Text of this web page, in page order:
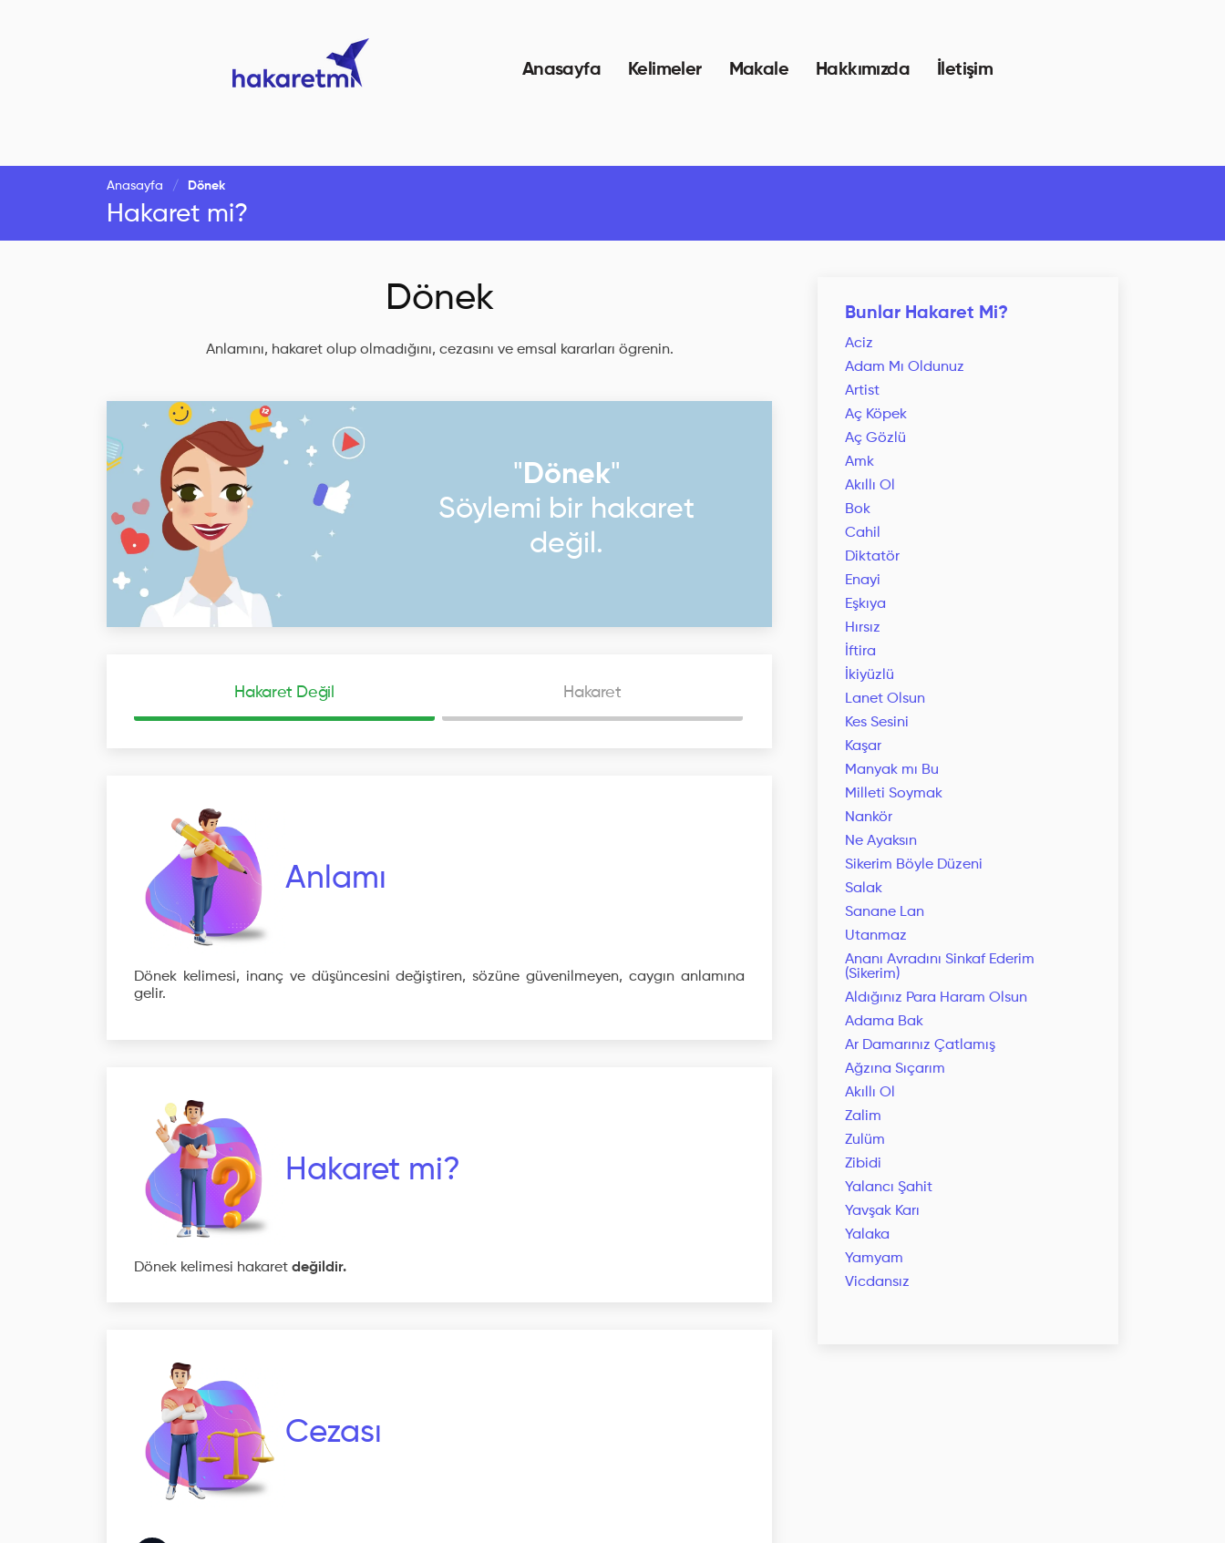
Anasayfa Kelimeler Makale Hakkımızda İletişim
Anasayfa Dönek
Hakaret mi?
Dönek
Anlamını, hakaret olup olmadığını, cezasını ve emsal kararları ögrenin.
" Dönek"
Söylemi bir hakaret
değil.
Hakaret Değil Hakaret
Anlamı
Dönek kelimesi, inanç ve düşüncesini değiştiren, sözüne güvenilmeyen, caygın anlamına
gelir.
Hakaret mi?
Dönek kelimesi hakaret değildir.
Cezası
Bunlar Hakaret Mi?
Aciz
Adam Mı Oldunuz
Artist
Aç Köpek
Aç Gözlü
Amk
Akıllı Ol
Bok
Cahil
Diktatör
Enayi
Eşkıya
Hırsız
İftira
İkiyüzlü
Lanet Olsun
Kes Sesini
Kaşar
Manyak mı Bu
Milleti Soymak
Nankör
Ne Ayaksın
Sikerim Böyle Düzeni
Salak
Sanane Lan
Utanmaz
Ananı Avradını Sinkaf Ederim
(Sikerim)
Aldığınız Para Haram Olsun
Adama Bak
Ar Damarınız Çatlamış
Ağzına Sıçarım
Akıllı Ol
Zalim
Zulüm
Zibidi
Yalancı Şahit
Yavşak Karı
Yalaka
Yamyam
Vicdansız